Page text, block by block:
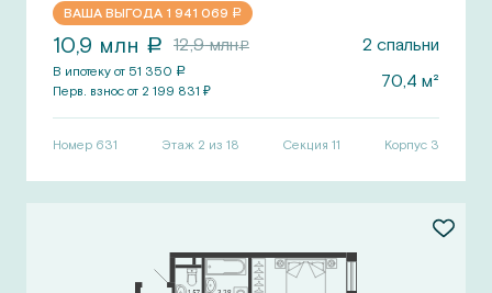
ВАША ВЫГОДА 1 941 069 a
10,9 млн a 12,9млнa 2 спальни
В ипотеку от 51 350 a
Перв. взнос от 2 199 831 ₽ 70,4 м²
Номер 631 Этаж 2 из 18 Секция11 Корпус 3